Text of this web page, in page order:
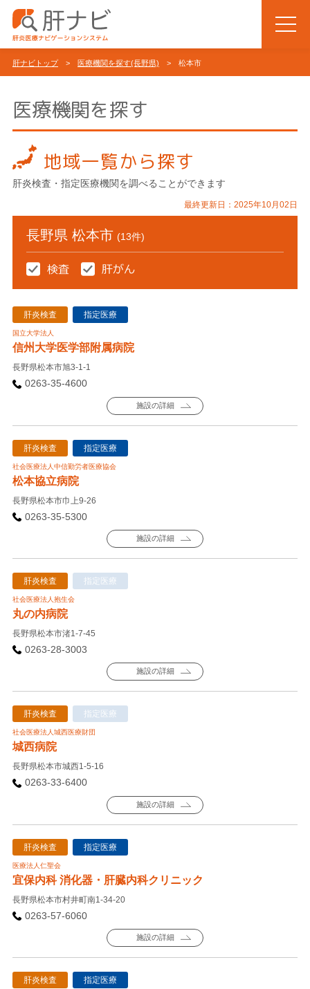
肝ナビトップ> 医療機関を探す(長野県) > 松本市
医療機関を探す
地域一覧から探す
肝炎検査・指定医療機関を調べることができます
最終更新日：2025年10月02日
長野県 松本市 (13件)
肝炎検査 指定医療
国立大学法人
信州大学医学部附属病院
長野県松本市旭3-1-1
0263-35-4600
施設の詳細
肝炎検査 指定医療
社会医療法人中信勤労者医療協会
松本協立病院
長野県松本市巾上9-26
0263-35-5300
施設の詳細
肝炎検査 指定医療
社会医療法人抱生会
丸の内病院
長野県松本市渚1-7-45
0263-28-3003
施設の詳細
肝炎検査 指定医療
社会医療法人城西医療財団
城西病院
長野県松本市城西1-5-16
0263-33-6400
施設の詳細
肝炎検査 指定医療
医療法人仁聖会
宜保内科 消化器・肝臓内科クリニック
長野県松本市村井町南1-34-20
0263-57-6060
施設の詳細
肝炎検査 指定医療